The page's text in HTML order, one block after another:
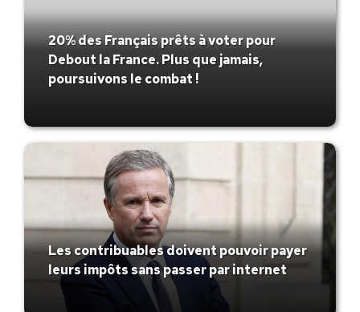
20% des Français prêts à voter pour
Debout la France. Plus que jamais,
poursuivons le combat !
Les contribuables doivent pouvoir payer
leurs impôts sans passer par internet